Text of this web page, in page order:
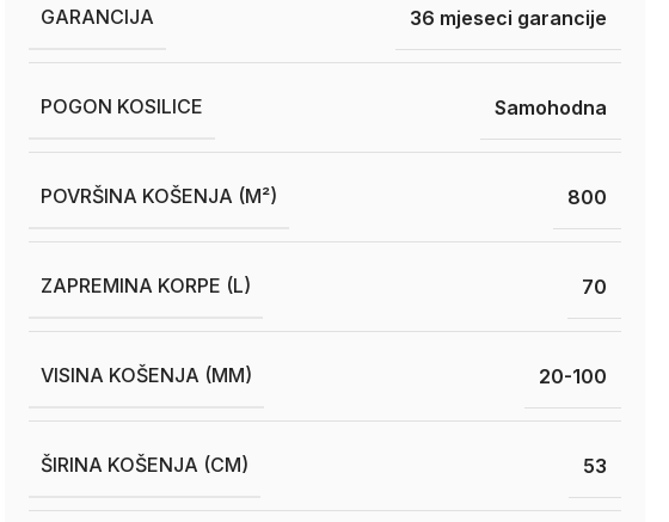
GARANCIJA 36 mjeseci garancije
POGON KOSILICE Samohodna
POVRŠINA KOŠENJA (M²) 800
ZAPREMINA KORPE (L) 70
VISINA KOŠENJA (MM) 20-100
ŠIRINA KOŠENJA (CM) 53